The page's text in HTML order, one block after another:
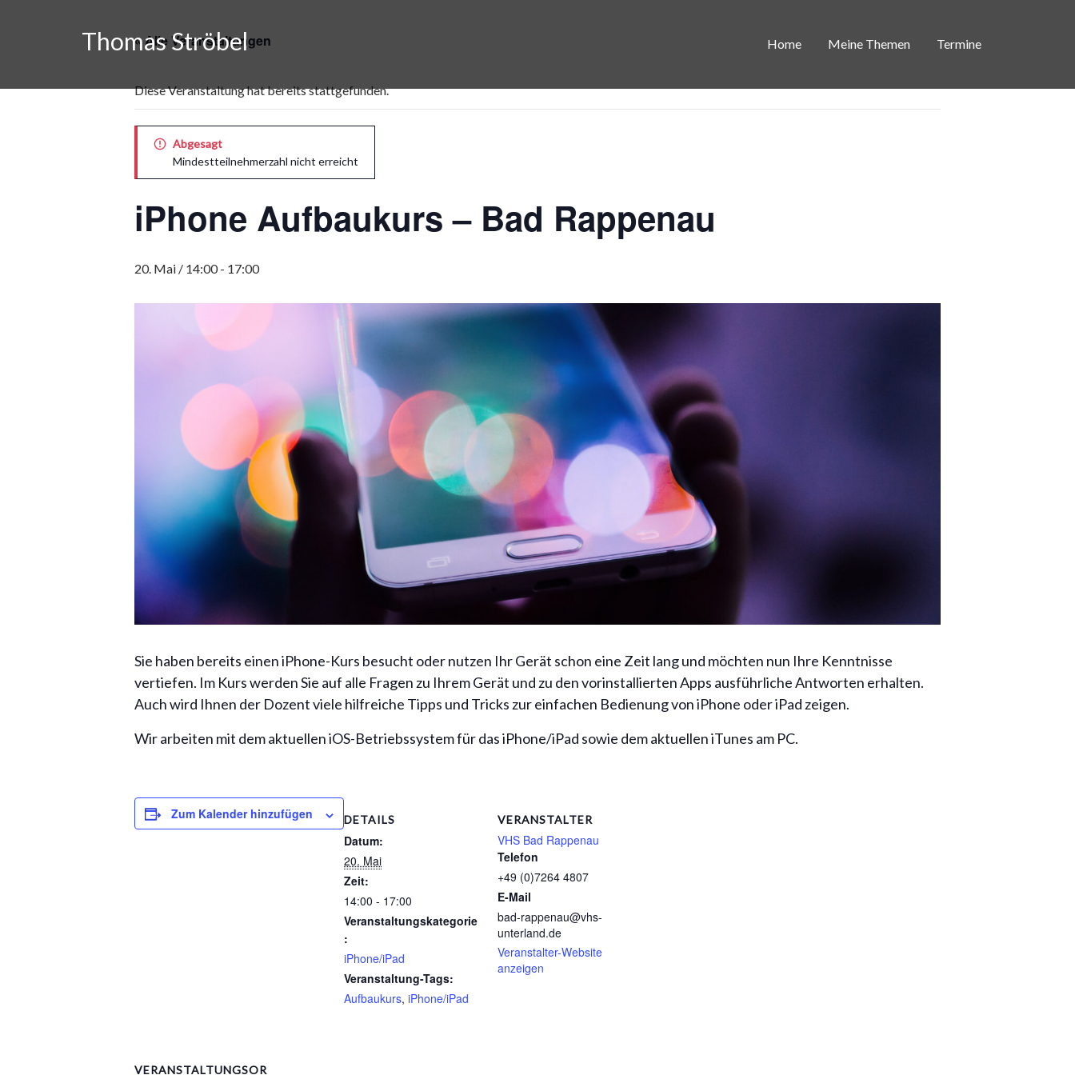
Thomas Ströbel Home Meine Themen Termine
« Alle Veranstaltungen
Diese Veranstaltung hat bereits stattgefunden.
Abgesagt
Mindestteilnehmerzahl nicht erreicht
iPhone Aufbaukurs – Bad Rappenau
20. Mai / 14:00- 17:00
Sie haben bereits einen iPhone-Kurs besucht oder nutzen Ihr Gerät schon eine Zeit lang und möchten nun Ihre Kenntnisse
vertiefen. Im Kurs werden Sie auf alle Fragen zu Ihrem Gerät und zu den vorinstallierten Apps ausführliche Antworten erhalten.
Auch wird Ihnen der Dozent viele hilfreiche Tipps und Tricks zur einfachen Bedienung von iPhone oder iPad zeigen.
Wir arbeiten mit dem aktuellen iOS-Betriebssystem für das iPhone/iPad sowie dem aktuellen iTunes am PC.
Zum Kalender hinzufügen DETAILS
Datum:
20. Mai
Zeit:
14:00 - 17:00
Veranstaltungskategorie
:
iPhone/iPad
Veranstaltung-Tags:
Aufbaukurs, iPhone/iPad
VERANSTALTER
VHS Bad Rappenau
Telefon
+49 (0)7264 4807
E-Mail
bad-rappenau@vhs-
unterland.de
Veranstalter-Website
anzeigen
VERANSTALTUNGSOR